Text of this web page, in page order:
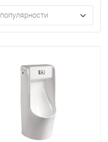
популярности